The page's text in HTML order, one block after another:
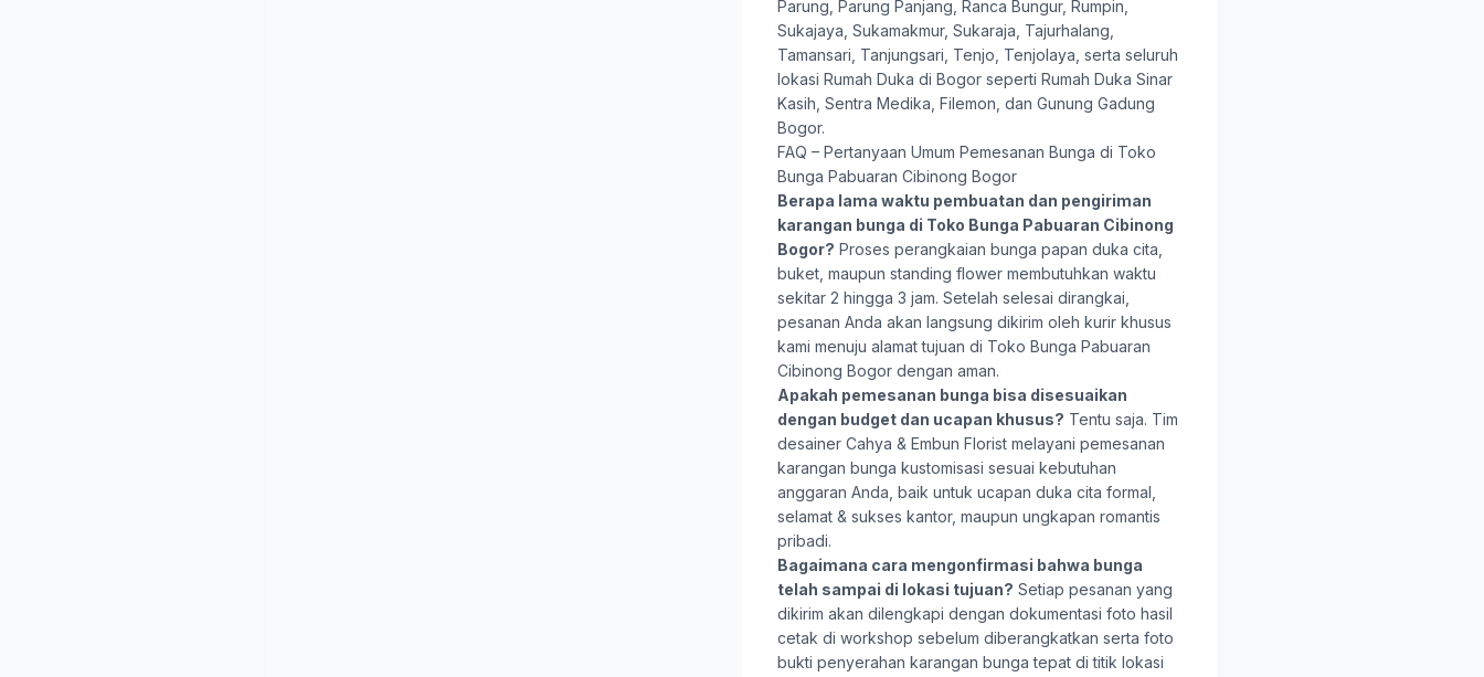
Parung, Parung Panjang, Ranca Bungur, Rumpin,
Sukajaya, Sukamakmur, Sukaraja, Tajurhalang,
Tamansari, Tanjungsari, Tenjo, Tenjolaya, serta seluruh
lokasi Rumah Duka di Bogor seperti Rumah Duka Sinar
Kasih, Sentra Medika, Filemon, dan Gunung Gadung
Bogor.
FAQ – Pertanyaan Umum Pemesanan Bunga di Toko
Bunga Pabuaran Cibinong Bogor
Berapa lama waktu pembuatan dan pengiriman
karangan bunga di Toko Bunga Pabuaran Cibinong
Bogor? Proses perangkaian bunga papan duka cita,
buket, maupun standing flower membutuhkan waktu
sekitar 2 hingga 3 jam. Setelah selesai dirangkai,
pesanan Anda akan langsung dikirim oleh kurir khusus
kami menuju alamat tujuan di Toko Bunga Pabuaran
Cibinong Bogor dengan aman.
Apakah pemesanan bunga bisa disesuaikan
dengan budget dan ucapan khusus? Tentu saja. Tim
desainer Cahya & Embun Florist melayani pemesanan
karangan bunga kustomisasi sesuai kebutuhan
anggaran Anda, baik untuk ucapan duka cita formal,
selamat & sukses kantor, maupun ungkapan romantis
pribadi.
Bagaimana cara mengonfirmasi bahwa bunga
telah sampai di lokasi tujuan? Setiap pesanan yang
dikirim akan dilengkapi dengan dokumentasi foto hasil
cetak di workshop sebelum diberangkatkan serta foto
bukti penyerahan karangan bunga tepat di titik lokasi